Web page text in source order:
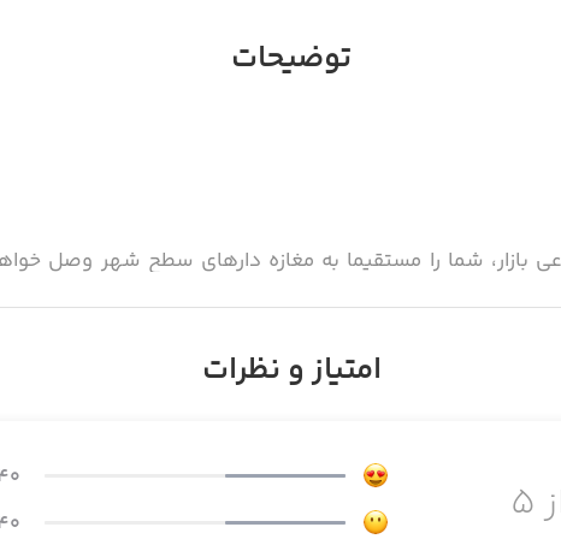
توضیحات
بازار، شما را مستقیما به مغازه دارهای سطح شهر وصل
که می خواهید می گردید
امتیاز و نظرات
۵